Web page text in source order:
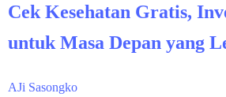
Cek Kesehatan Gratis,
untuk Masa Depan yang
AJi Sasongko